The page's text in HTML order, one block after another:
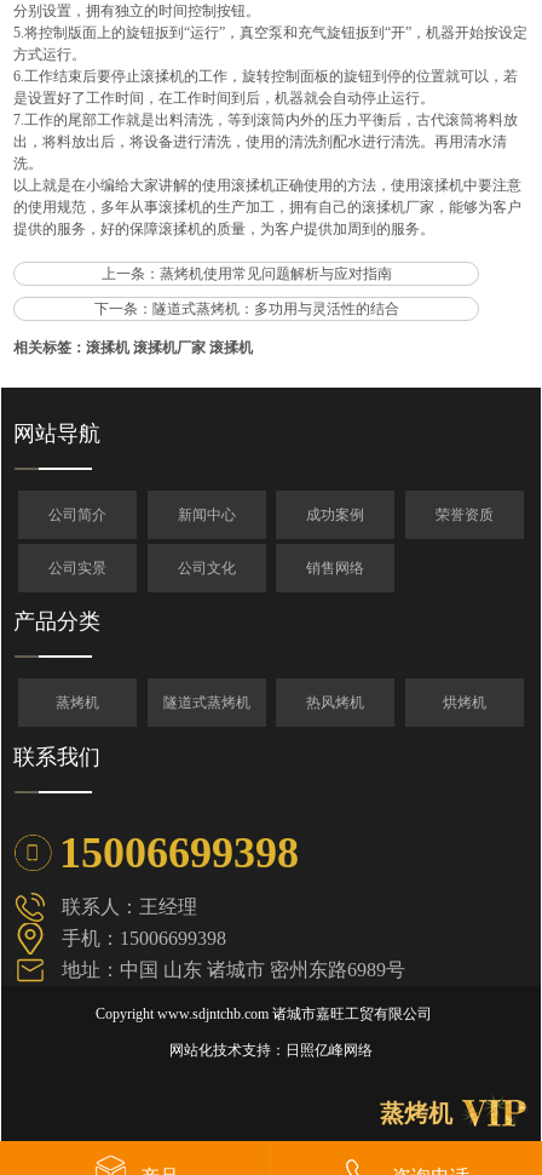
分别设置，拥有独立的时间控制按钮。
5.将控制版面上的旋钮扳到“运行”，真空泵和充气旋钮扳到“开”，机器开始按设定
方式运行。
6.工作结束后要停止滚揉机的工作，旋转控制面板的旋钮到停的位置就可以，若
是设置好了工作时间，在工作时间到后，机器就会自动停止运行。
7.工作的尾部工作就是出料清洗，等到滚筒内外的压力平衡后，古代滚筒将料放
出，将料放出后，将设备进行清洗，使用的清洗剂配水进行清洗。再用清水清
洗。
以上就是在小编给大家讲解的使用滚揉机正确使用的方法，使用滚揉机中要注意
的使用规范，多年从事滚揉机的生产加工，拥有自己的滚揉机厂家，能够为客户
提供的服务，好的保障滚揉机的质量，为客户提供加周到的服务。
上一条： 蒸烤机使用常见问题解析与应对指南
下一条： 隧道式蒸烤机：多功用与灵活性的结合
相关标签： 滚揉机 滚揉机厂家 滚揉机
网站导航
公司简介 新闻中心 成功案例 荣誉资质
公司实景 公司文化 销售网络
产品分类
蒸烤机 隧道式蒸烤机 热风烤机 烘烤机
联系我们
15006699398
联系人：王经理
手机：15006699398
地址：中国 山东 诸城市 密州东路6989号
Copyright www.sdjntchb.com 诸城市嘉旺工贸有限公司
网站化技术支持： 日照亿峰网络
蒸烤机